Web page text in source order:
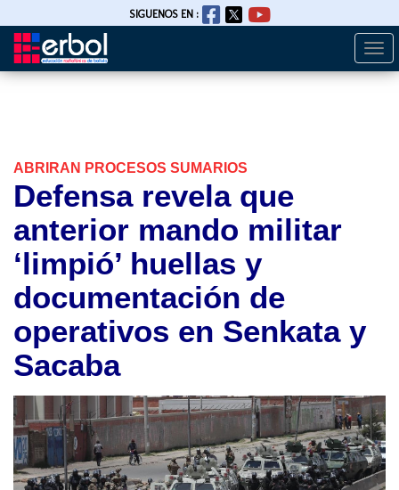
Pasar
SIGUENOS EN :
ABRIRAN PROCESOS SUMARIOS
Defensa revela que
anterior mando militar
‘limpió’ huellas y
documentación de
operativos en Senkata y
Sacaba